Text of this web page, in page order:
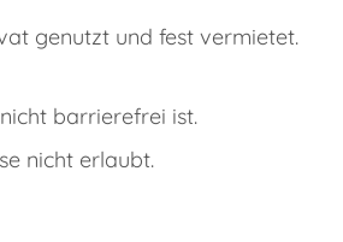
genutzt und fest vermietet.
barrierefrei ist.
nicht erlaubt.